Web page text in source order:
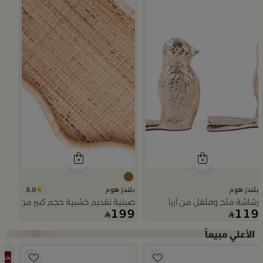
بلندز هوم
رشاشة ملح وفلفل من آريا
119
بلندز هوم 5.0
صينية تقديم خشبية حجم كبير من اورورا
199
Slide 1 of 5